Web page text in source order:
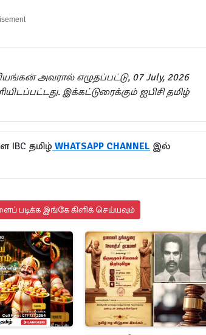
அவரால் எழுதப்பட்டு, 07 July, 2026
இக்கட்டுரைக்கும் ஐபிசி தமிழ்
தமிழ் WHATSAPP CHANNEL இல்
படிக்க இங்கே கிளிக் செய்யவும்